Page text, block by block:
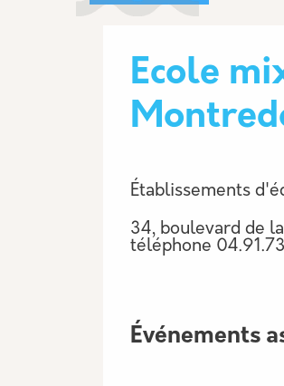
Ecole
Établissements
34, boulevard de
téléphone
Événements